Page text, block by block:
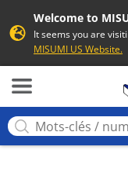
Welcome to
It seems you are
MISUMI US Website.